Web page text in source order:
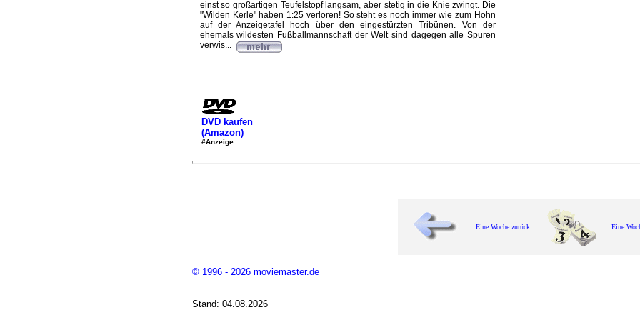
einst so großartigen Teufelstopf langsam, aber stetig in die Knie zwingt. Die
"Wilden Kerle" haben 1:25 verloren! So steht es noch immer wie zum Hohn
auf der Anzeigetafel hoch über den eingestürzten Tribünen. Von der
ehemals wildesten Fußballmannschaft der Welt sind dagegen alle Spuren
verwis...
DVD kaufen
(Amazon)
#Anzeige
Eine Woche zurück Eine
© 1996 - 2026 moviemaster.de
Stand: 04.08.2026